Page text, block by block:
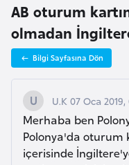
r
e
V
i
z
e
ş
l
e
AB oturum
olmadan
Bilgi Sayfasına Dön
U.K 07 Oca 2019,
Merhaba ben
Polonya'da oturum
içerisinde
A
v
u
s
t
u
r
y